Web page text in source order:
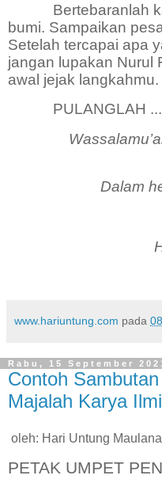
Bertebaranlah
bumi. Sampaikan
Setelah tercapai apa
jangan lupakan Nurul
awal jejak langkahmu.
PULANGLAH
Dalam
www.hariuntung.com pada
Rabu, 15 September
Contoh
Majalah Karya
oleh: Hari Untung
PETAK UMPET